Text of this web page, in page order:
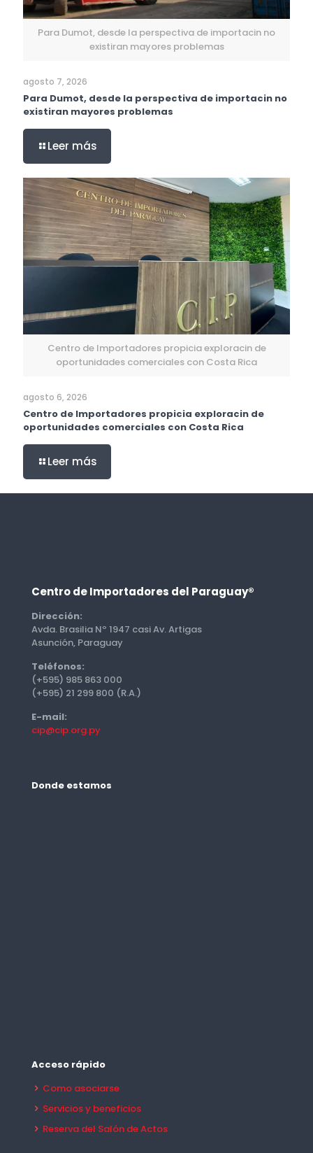
Para Dumot, desde la perspectiva de importacin no
existiran mayores problemas
agosto 7, 2026
Para Dumot, desde la perspectiva de importacin no
existiran mayores problemas
Leer más
Centro de Importadores propicia exploracin de
oportunidades comerciales con Costa Rica
agosto 6, 2026
Centro de Importadores propicia exploracin de
oportunidades comerciales con Costa Rica
Leer más
Centro de Importadores del Paraguay®
Dirección:
Avda. Brasilia Nº 1947 casi Av. Artigas
Asunción, Paraguay
Teléfonos:
(+595) 985 863 000
(+595) 21 299 800 (R.A.)
E-mail:
cip@cip.org.py
Donde estamos
Acceso rápido
Como asociarse
Servicios y beneficios
Reserva del Salón de Actos